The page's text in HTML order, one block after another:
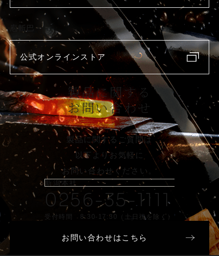
庖斬巴
公式オンラインストア
製品に関する
お問い合わせ
製品に関するご質問は
以下よりお気軽に
お問い合わせください。
新潟本社
0256-35-1111
受付時間 8:30-17:30（土日祝を除く）
お問い合わせはこちら